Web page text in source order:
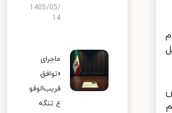
1405/05/
14
ماجرای
«توافق
قریب‌الوقو
ع تنگه